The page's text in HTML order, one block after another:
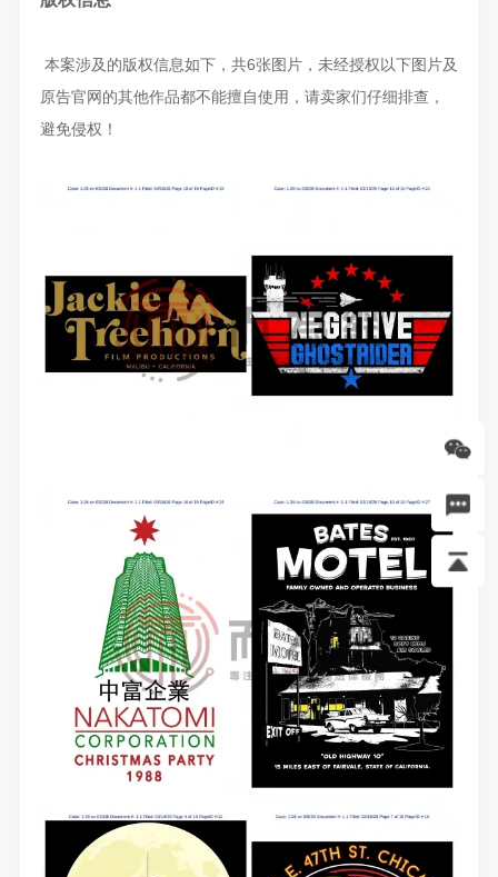
本案涉及的版权信息如下，共6张图片，未经授权以下图片及
原告官网的其他作品都不能擅自使用，请卖家们仔细排查，
避免侵权！